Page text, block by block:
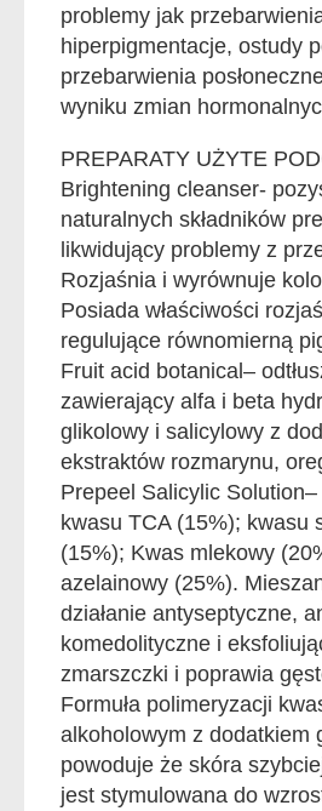
problemy jak
hiperpigmentacje, ostudy
przebarwienia
wyniku zmian
PREPARATY UŻYTE
Brightening cleanser-
naturalnych składników
likwidujący problemy z
Rozjaśnia i wyrównuje
Posiada właściwości
regulujące równomierną
Fruit acid botanical–
zawierający alfa i beta
glikolowy i salicylowy z
ekstraktów rozmarynu,
Prepeel Salicylic
kwasu TCA (15%); kwasu
(15%); Kwas mlekowy
azelainowy (25%).
działanie antyseptyczne,
komedolityczne i
zmarszczki i poprawia
Formuła polimeryzacji
alkoholowym z dodatkiem
powoduje że skóra
jest stymulowana do